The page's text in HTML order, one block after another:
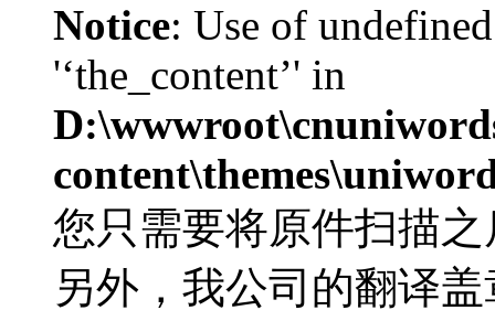
Notice: Use of
'‘the_content’' in
您只需要将原件扫描
另外，我公司的翻译